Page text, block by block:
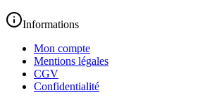
Informations
Mon compte
Mentions légales
CGV
Confidentialité